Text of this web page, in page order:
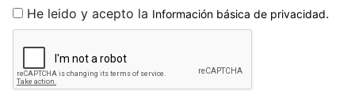
He leido y acepto la Información básica de privacidad.